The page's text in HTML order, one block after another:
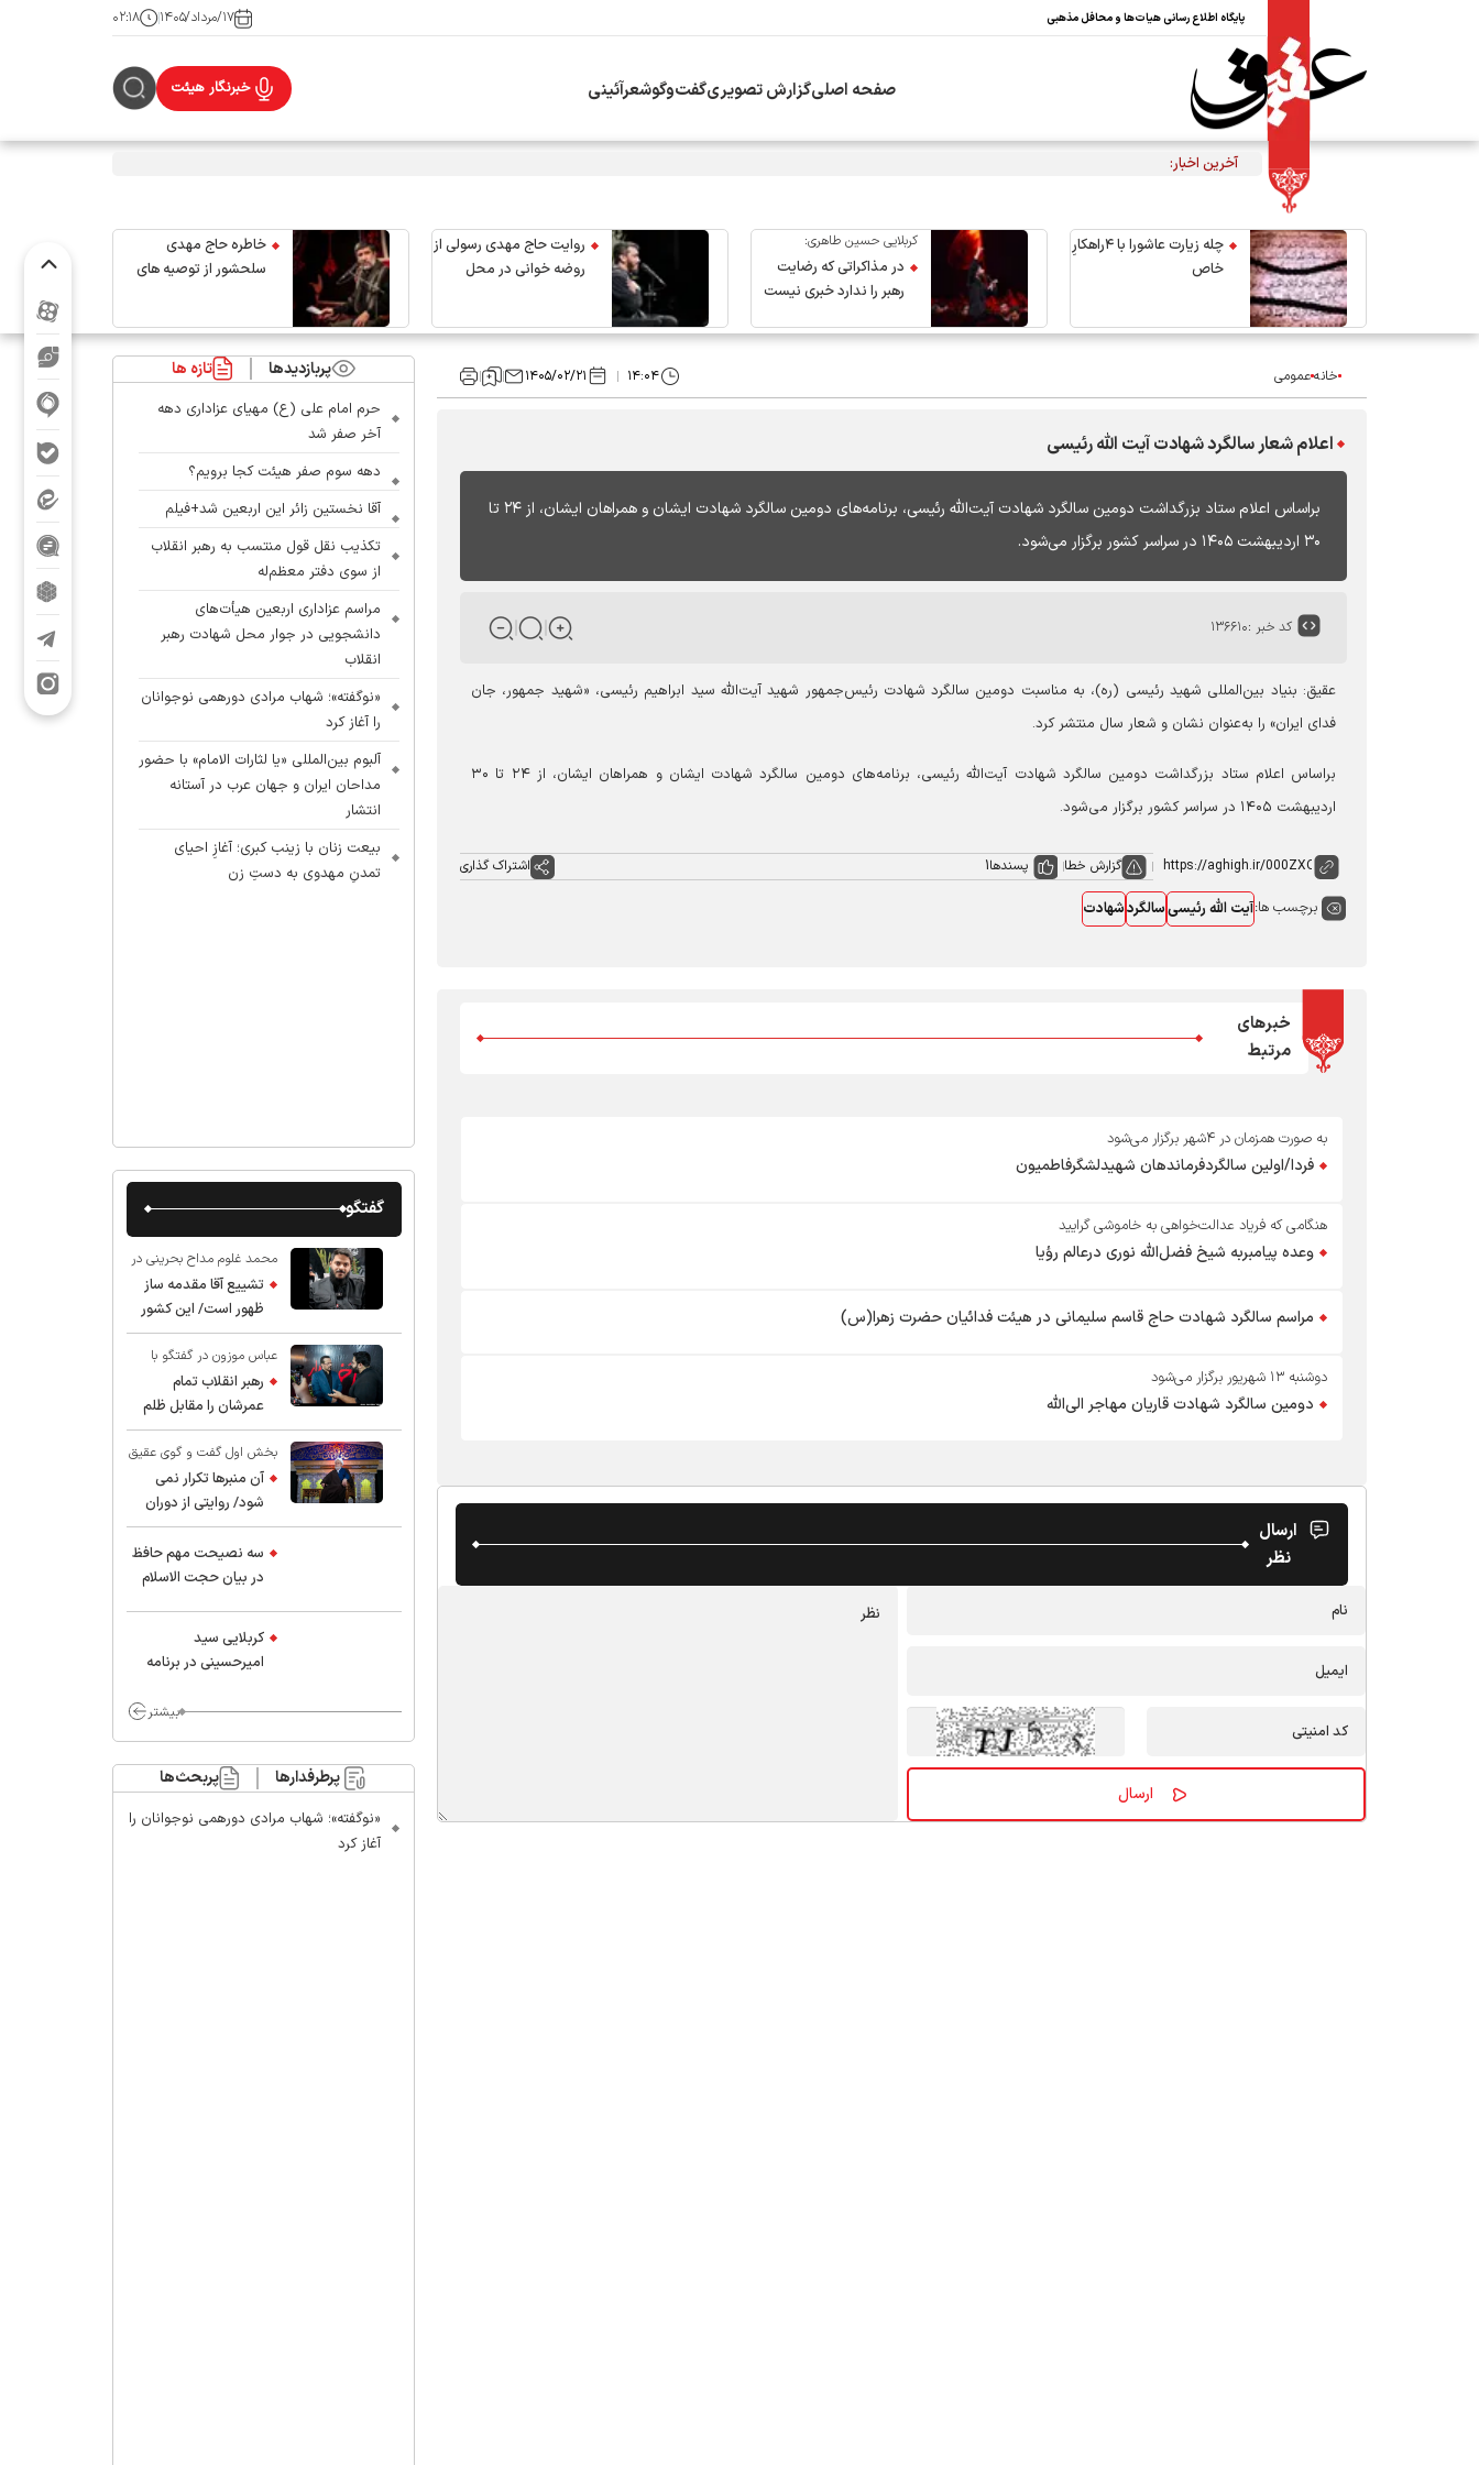
پایگاه اطلاع رسانی هیات‌ها و محافل مذهبی ۱۷/مرداد/۱۴۰۵ ۰۲:۱۸
صفحه اصلیگزارش تصویریگفت‌وگوشعرآئینی خبرنگار هیئت
آخرین اخبار:
چله زیارت عاشورا با ۴راهکارِ
خاص
کربلایی حسین طاهری:
در مذاکراتی که رضایت
رهبر را ندارد خبری نیست
روایت حاج مهدی رسولی از
روضه خوانی در محل
خاطره حاج مهدی
سلحشور از توصیه های
خانهعمومی ۱۴:۰۴ ۱۴۰۵/۰۲/۲۱
اعلام شعار سالگرد شهادت آیت الله رئیسی
براساس اعلام ستاد بزرگداشت دومین سالگرد شهادت آیت‌الله رئیسی، برنامه‌های دومین سالگرد شهادت ایشان و همراهان ایشان، از ۲۴ تا
۳۰ اردیبهشت ۱۴۰۵ در سراسر کشور برگزار می‌شود.
کد خبر :۱۳۶۶۱۰
عقیق: بنیاد بین‌المللی شهید رئیسی (ره)، به مناسبت دومین سالگرد شهادت رئیس‌جمهور شهید آیت‌الله سید ابراهیم رئیسی، «شهید جمهور، جان
فدای ایران» را به‌عنوان نشان و شعار سال منتشر کرد.
براساس اعلام ستاد بزرگداشت دومین سالگرد شهادت آیت‌الله رئیسی، برنامه‌های دومین سالگرد شهادت ایشان و همراهان ایشان، از ۲۴ تا ۳۰
اردیبهشت ۱۴۰۵ در سراسر کشور برگزار می‌شود.
گزارش خطا پسندها1 اشتراک گذاری
برچسب ها:آیت الله رئیسیسالگردشهادت
خبرهای
مرتبط
به صورت همزمان در ۴شهر برگزار می‌شود
فردا/اولین سالگردفرماندهان شهیدلشگرفاطمیون
هنگامی که فریاد عدالت‌خواهی به خاموشی گرایید
وعده‌ پیامبربه شیخ فضل‌الله نوری درعالم رؤیا
مراسم سالگرد شهادت حاج قاسم سلیمانی در هیئت فدائیان حضرت زهرا(س)
دوشنبه ۱۳ شهریور برگزار می‌شود
دومین سالگرد شهادت قاریان مهاجر الی‌الله
ارسال
نظر
پربازدیدها تازه ها
حرم امام علی (ع) مهیای عزاداری دهه
آخر صفر شد
دهه سوم صفر هیئت کجا برویم؟
آقا نخستین زائر این اربعین شد+فیلم
تکذیب نقل قول منتسب به رهبر انقلاب
از سوی دفتر معظم‌له
مراسم عزاداری اربعین هیأت‌های
دانشجویی در جوار محل شهادت رهبر
انقلاب
«نوگفته»؛ شهاب مرادی دورهمی نوجوانان
را آغاز کرد
آلبوم بین‌المللی «یا لثارات الامام» با حضور
مداحان ایران و جهان عرب در آستانه
انتشار
بیعت زنان با زینب کبری؛ آغازِ احیای
تمدنِ مهدوی به دستِ زن
گفتگو
محمد غلوم مداح بحرینی در
گفت و گو با عقیق:
تشییع آقا مقدمه ساز
ظهور است/ این کشور
صاحب دارد
عباس موزون در گفتگو با
عقیق:رهبر انقلاب تمام
عمرشان را مقابل ظلم
ایستادند پس نباید از
شهادت ایشان شگفت
زده شد
بخش اول گفت و گوی عقیق
با استاد حسین انصاریان:
آن منبرها تکرار نمی
شود/ روایتی از دوران
کودکی و نوجوانی این
واعظ بزرگ و نویسنده و
پژوهشگر جهان اسلام
سه نصیحت مهم حافظ
در بیان حجت الاسلام
کربلایی سید
امیر‌حسینی در برنامه
محسن چاوشی چه
مراقب ماست/ مردم
دهن تفرقه افکنان بزنند
بیشتر
پرطرفدارها پربحث‌ها
«نوگفته»؛ شهاب مرادی دورهمی نوجوانان را
آغاز کرد